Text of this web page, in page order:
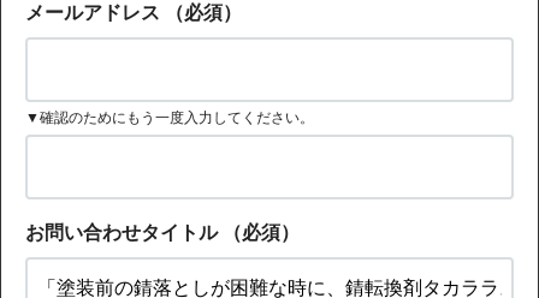
メールアドレス （必須）
▼確認のためにもう一度入力してください。
お問い合わせタイトル （必須）